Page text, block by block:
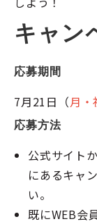
キャン
応募期間
7月21日（月・
応募方法
公式サイト
にあるキャ
い。
既にWEB会